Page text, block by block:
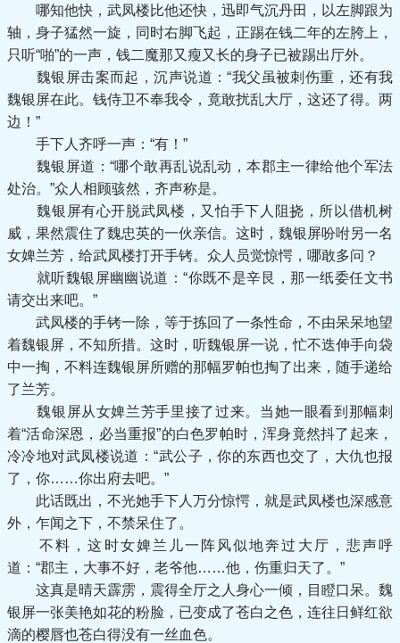
哪知他快，武凤楼比他还快，迅即气沉丹田，以左脚跟为
轴，身子猛然一旋，同时右脚飞起，正踢在钱二年的左胯上，
只听“啪”的一声，钱二魔那又瘦又长的身子已被踢出厅外。
魏银屏击案而起，沉声说道：“我父虽被刺伤重，还有我
魏银屏在此。钱侍卫不奉我令，竟敢扰乱大厅，这还了得。两
边！”
手下人齐呼一声：“有！”
魏银屏道：“哪个敢再乱说乱动，本郡主一律给他个军法
处治。”众人相顾骇然，齐声称是。
魏银屏有心开脱武凤楼，又怕手下人阻挠，所以借机树
威，果然震住了魏忠英的一伙亲信。这时，魏银屏吩咐另一名
女婢兰芳，给武凤楼打开手铐。众人员觉惊愕，哪敢多问？
就听魏银屏幽幽说道：“你既不是辛艮，那一纸委任文书
请交出来吧。”
武凤楼的手铐一除，等于拣回了一条性命，不由呆呆地望
着魏银屏，不知所措。这时，听魏银屏一说，忙不迭伸手向袋
中一掏，不料连魏银屏所赠的那幅罗帕也掏了出来，随手递给
了兰芳。
魏银屏从女婢兰芳手里接了过来。当她一眼看到那幅刺
着“活命深恩，必当重报”的白色罗帕时，浑身竟然抖了起来，
冷冷地对武凤楼说道：“武公子，你的东西也交了，大仇也报
了，你……你出府去吧。”
此话既出，不光她手下人万分惊愕，就是武凤楼也深感意
外，乍闻之下，不禁呆住了。
不料，这时女婢兰儿一阵风似地奔过大厅，悲声呼
道：“郡主，大事不好，老爷他……他，伤重归天了。”
这真是晴天霹雳，震得全厅之人身心一倾，目瞪口呆。魏
银屏一张美艳如花的粉脸，已变成了苍白之色，连往日鲜红欲
滴的樱唇也苍白得没有一丝血色。